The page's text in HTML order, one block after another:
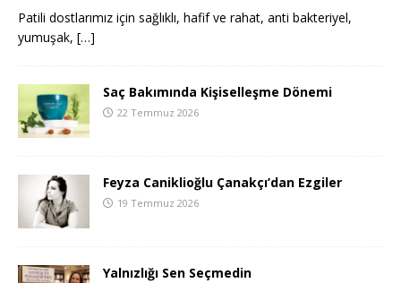
Patili dostlarımız için sağlıklı, hafif ve rahat, anti bakteriyel,
yumuşak, […]
Saç Bakımında Kişiselleşme Dönemi
22 Temmuz 2026
Feyza Caniklioğlu Çanakçı’dan Ezgiler
19 Temmuz 2026
Yalnızlığı Sen Seçmedin